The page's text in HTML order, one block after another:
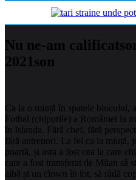
Nu ne-am
2021son
Ca la o miuță în spatele blocului,
Fotbal (chipurile) a României la
în Islanda. Fără chef, fără
fără antrenori. La fel ca la miuță,
poartă, și asta a fost cea la care
care a fost transferat de Milan să
aibă și un clown în lot, să râdă